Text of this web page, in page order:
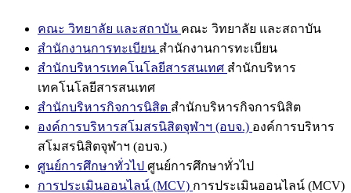
คณะ วิทยาลัย และสถาบัน คณะ วิทยาลัย และสถาบัน
สำนักงานการทะเบียน สำนักงานการทะเบียน
สำนักบริหารเทคโนโลยีสารสนเทศ สำนักบริหาร
เทคโนโลยีสารสนเทศ
สำนักบริหารกิจการนิสิต สำนักบริหารกิจการนิสิต
องค์การบริหารสโมสรนิสิตจุฬาฯ (อบจ.) องค์การบริหาร
สโมสรนิสิตจุฬาฯ (อบจ.)
ศูนย์การศึกษาทั่วไป ศูนย์การศึกษาทั่วไป
การประเมินออนไลน์ (MCV) การประเมินออนไลน์ (MCV)